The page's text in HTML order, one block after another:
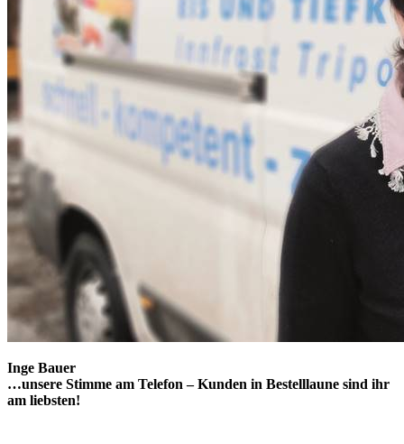
Inge Bauer
…unsere Stimme am Telefon – Kunden in Bestelllaune sind ihr
am liebsten!